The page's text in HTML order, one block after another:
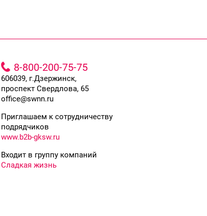
8-800-200-75-75
606039, г.Дзержинск,
проспект Свердлова, 65
office@swnn.ru
Приглашаем к сотрудничеству
подрядчиков
www.b2b-gksw.ru
Входит в группу компаний
Сладкая жизнь